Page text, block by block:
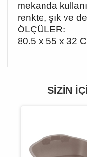
mekanda
renkte, şık ve
ÖLÇÜLER:
80.5 x 55 x 32
SIZIN